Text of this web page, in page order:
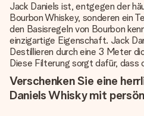
Jack Daniels ist, entgegen der
Bourbon Whiskey, sonderen ein
den Basisregeln von Bourbon
einzigartige Eigenschaft. Jack
Destillieren durch eine 3 Meter
Diese Filterung sorgt dafür, dass
Verschenken Sie eine
Daniels Whisky mit